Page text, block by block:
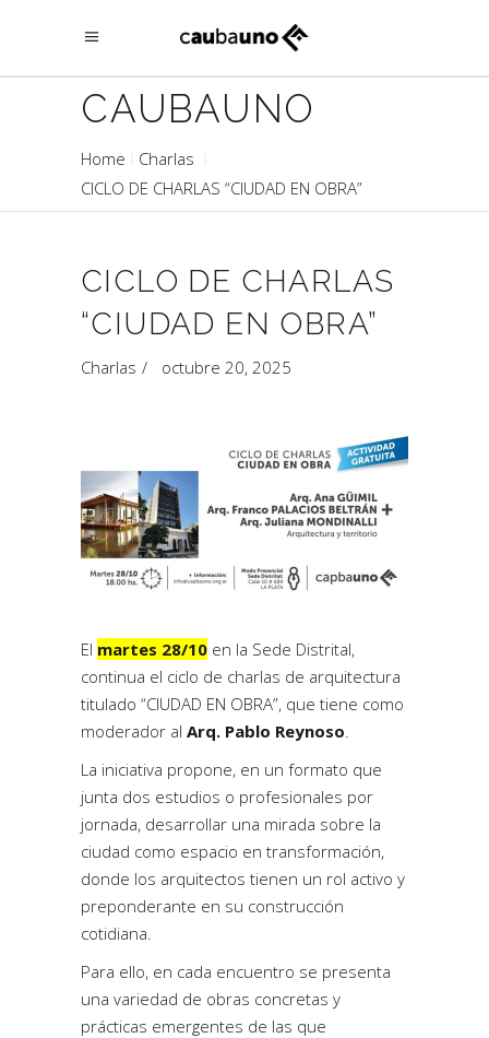
CAUBAUNO
Home
Charlas
CICLO DE CHARLAS “CIUDAD EN OBRA”
CICLO DE CHARLAS
“CIUDAD EN OBRA”
Charlas octubre 20, 2025
El martes 28/10 en la Sede Distrital,
continua el ciclo de charlas de arquitectura
titulado “CIUDAD EN OBRA”, que tiene como
moderador al Arq. Pablo Reynoso
La iniciativa propone, en un formato que
junta dos estudios o profesionales por
jornada, desarrollar una mirada sobre la
ciudad como espacio en transformación,
donde los arquitectos tienen un rol activo y
preponderante en su construcción
cotidiana.
Para ello, en cada encuentro se presenta
una variedad de obras concretas y
prácticas emergentes de las que